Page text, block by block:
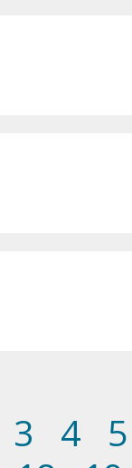
3 4
5